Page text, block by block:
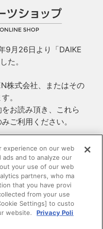
9月26日より「DAIKE
た。
株式会社、またはその
。
お読み頂き、これら
ご利用ください。
experience on our web
and to analyze our
your use of our web
partners, who ma
that you have provi
from your use
Settings] to custo
website.
Privacy Poli